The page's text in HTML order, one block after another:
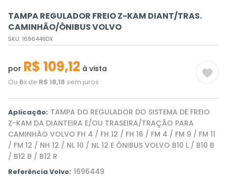
TAMPA REGULADOR FREIO Z-KAM DIANT/TRAS.
CAMINHÃO/ÔNIBUS VOLVO
SKU: 1696449DX
por R$ 109,12 à vista
Ou 6x de R$ 18,18 sem juros
Aplicação: TAMPA DO REGULADOR DO SISTEMA DE FREIO
Z-KAM DA DIANTEIRA E/OU TRASEIRA/TRAÇÃO PARA
CAMINHÃO VOLVO FH 4 / FH 12 / FH 16 / FM 4 / FM 9 / FM 11
/ FM 12 / NH 12 / NL 10 / NL 12 E ÔNIBUS VOLVO B10 L / B10 B
/ B12 B / B12 R
Referência Volvo: 1696449